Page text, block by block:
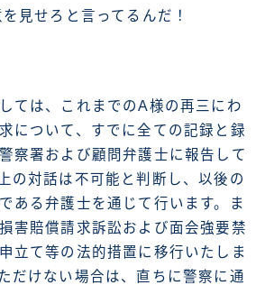
見せろと言ってるんだ！
ては、これまでのA様の再三にわ
について、すでに全ての記録と録
察署および顧問弁護士に報告して
の対話は不可能と判断し、以後の
ある弁護士を通じて行います。ま
害賠償請求訴訟および面会強要禁
立て等の法的措置に移行いたしま
だけない場合は、直ちに警察に通